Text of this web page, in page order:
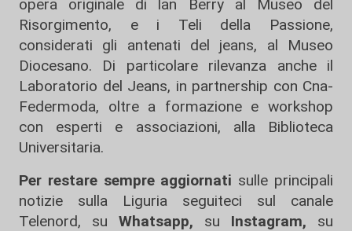
opera originale di lan Berry al Museo del
Risorgimento, e i Teli della Passione,
considerati gli antenati del jeans, al Museo
Diocesano. Di particolare rilevanza anche il
Laboratorio del Jeans, in partnership con Cna-
Federmoda, oltre a formazione e workshop
con esperti e associazioni, alla Biblioteca
Universitaria.
Per restare sempre aggiornati sulle principali
notizie sulla Liguria seguiteci sul canale
Telenord, su
Whatsapp, su Instagram, su